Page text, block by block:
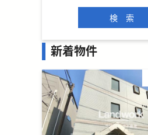
新着物件